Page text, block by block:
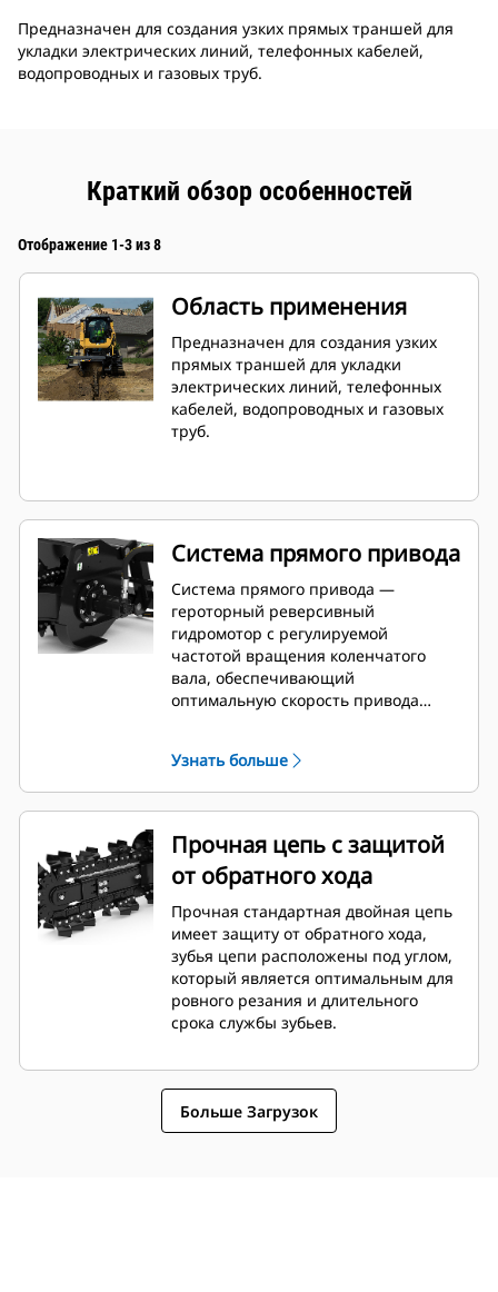
Предназначен для создания узких прямых траншей для
укладки электрических линий, телефонных кабелей,
водопроводных и газовых труб.
Краткий обзор особенностей
Отображение 1-3 из 8
Область применения
Предназначен для создания узких
прямых траншей для укладки
электрических линий, телефонных
кабелей, водопроводных и газовых
труб.
Система прямого привода
Система прямого привода —
героторный реверсивный
гидромотор с регулируемой
частотой вращения коленчатого
вала, обеспечивающий
оптимальную скорость привода
достижения максимальной
производительности при
выполнении траншейных работ в
грунтах различных типов.
Узнать больше
Прочная цепь с защитой
от обратного хода
Прочная стандартная двойная цепь
имеет защиту от обратного хода,
зубья цепи расположены под углом,
который является оптимальным для
ровного резания и длительного
срока службы зубьев.
Больше Загрузок